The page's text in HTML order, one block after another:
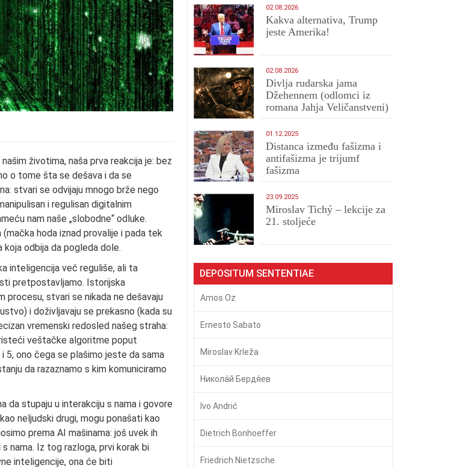
životima, naša prva reakcija je: bez
o tome šta se dešava i da se
stvari se odvijaju mnogo brže nego
i regulisan digitalnim
nam naše „slobodne“ odluke.
hoda iznad provalije i pada tek
odbija da pogleda dole.
inteligencija već reguliše, ali ta
pretpostavljamo. Istorijska
procesu, stvari se nikada ne dešavaju
i doživljavaju se prekasno (kada su
vremenski redosled našeg straha:
veštačke algoritme poput
5, ono čega se plašimo jeste da sama
da razaznamo s kim komuniciramo
da stupaju u interakciju s nama i govore
neljudski drugi, mogu ponašati kao
prema AI mašinama: još uvek ih
nama. Iz tog razloga, prvi korak bi
inteligencije, ona će biti
02.08.2026
Kakva alternativa, Trump
jeste Amerika!
02.08.2026
Divlja rudarska jama
Džehennem (odlomci iz
romana Jahja Veličanstveni)
01.12.2025
Distanca između fašizma i
antifašizma je trijumf
fašizma
23.09.2025
Miroslav Tichý – lekcije za
21. stoljeće
DEPOSITUM SENTENTIAE
Amos Oz
Ernesto Sabato
Miroslav Krleža
Никола́й Бердя́ев
Ivo Andrić
Dietrich Bonhoeffer
Friedrich Nietzsche